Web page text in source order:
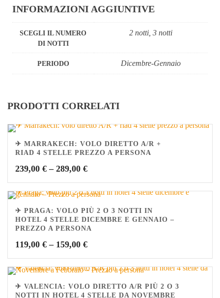
INFORMAZIONI AGGIUNTIVE
SCEGLI IL NUMERO
DI NOTTI
2 notti, 3 notti
PERIODO Dicembre-Gennaio
PRODOTTI CORRELATI
✈ MARRAKECH: VOLO DIRETTO A/R +
RIAD 4 STELLE PREZZO A PERSONA
239,00 € – 289,00 €
✈ PRAGA: VOLO PIÙ 2 O 3 NOTTI IN
HOTEL 4 STELLE DICEMBRE E GENNAIO –
PREZZO A PERSONA
119,00 € – 159,00 €
✈ VALENCIA: VOLO DIRETTO A/R PIÙ 2 O 3
NOTTI IN HOTEL 4 STELLE DA NOVEMBRE